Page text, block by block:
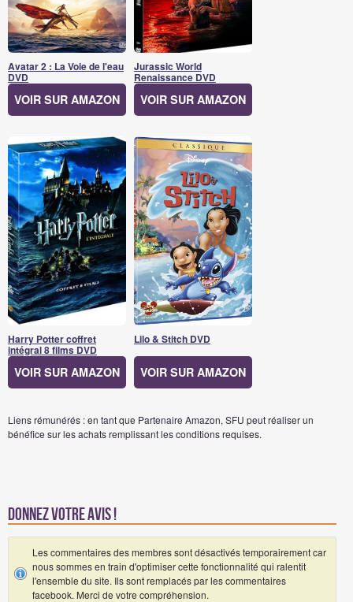
Avatar 2 : La Voie de l'eau
DVD
VOIR SUR AMAZON
Jurassic World
Renaissance DVD
VOIR SUR AMAZON
Harry Potter coffret
intégral 8 films DVD
VOIR SUR AMAZON
Lilo & Stitch DVD
VOIR SUR AMAZON
Liens rémunérés : en tant que Partenaire Amazon, SFU peut réaliser un
bénéfice sur les achats remplissant les conditions requises.
Donnez votre avis !
Les commentaires des membres sont désactivés temporairement car
nous sommes en train d'optimiser cette fonctionnalité qui ralentit
l'ensemble du site. Ils sont remplacés par les commentaires
facebook. Merci de votre compréhension.